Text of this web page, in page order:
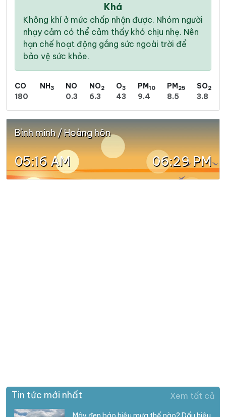
Khá
Không khí ở mức chấp nhận được. Nhóm người
nhạy cảm có thể cảm thấy khó chịu nhẹ. Nên
hạn chế hoạt động gắng sức ngoài trời để
bảo vệ sức khỏe.
CO
180
NH3
NO
0.3
NO2
6.3
O3
43
PM10
9.4
PM25
8.5
SO2
3.8
Bình minh / Hoàng hôn
05:16 AM 06:29 PM
Tin tức mới nhất Xem tất cả